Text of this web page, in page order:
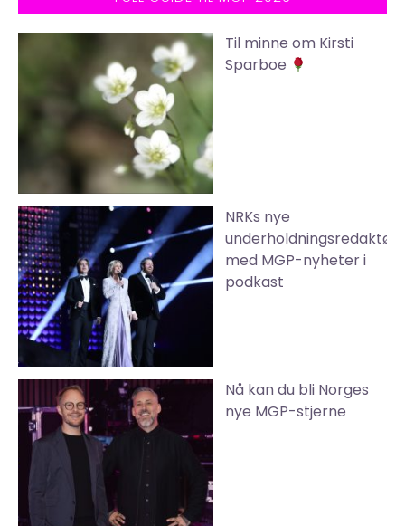
Til minne om Kirsti
Sparboe
NRKs nye
underholdningsredaktør
med MGP-nyheter i
podkast
Nå kan du bli Norges
nye MGP-stjerne